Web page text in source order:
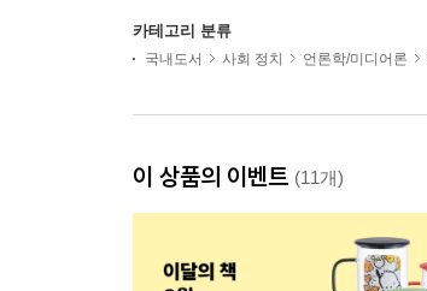
카테고리 분류
국내도서 사회 정치 언론학/미디어론
이 상품의 이벤트 (11개)